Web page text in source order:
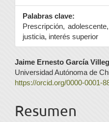
Palabras clave:
Prescripción,
justicia, interés superior
Contenido
principal
artículo
Jaime Ernesto García
Universidad Autónoma de
https://orcid.org/0000-0001-
Resumen